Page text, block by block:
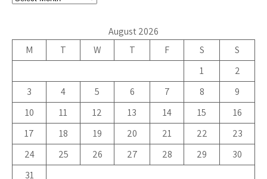
August 2026
M
T W T F S
S
1
2
3
4 5 6 7 8
9
10
11 12 13 14 15
16
17
18 19 20 21 22
23
24
25 26 27 28 29
30
31